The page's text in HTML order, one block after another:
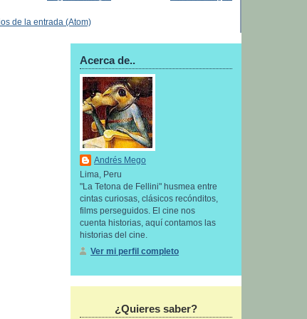
de la entrada (Atom)
Acerca de..
Andrés Mego
Lima, Peru
"La Tetona de Fellini" husmea entre
cintas curiosas, clásicos recónditos,
films perseguidos. El cine nos
cuenta historias, aquí contamos las
historias del cine.
Ver mi perfil completo
¿Quieres saber?